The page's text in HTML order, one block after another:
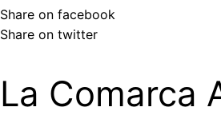
Share on facebook
Share on twitter
La Comarca